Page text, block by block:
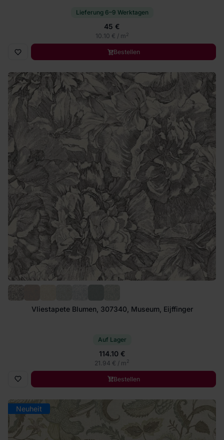
Lieferung 6–9 Werktagen
45 €
10.10 € / m2
Bestellen
Vliestapete Blumen, 307340, Museum, Eijffinger
Auf Lager
114.10 €
21.94 € / m2
Bestellen
Neuheit